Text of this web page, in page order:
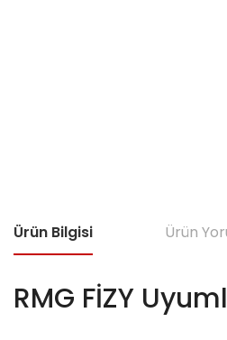
Ürün Bilgisi Ürün
RMG FİZY